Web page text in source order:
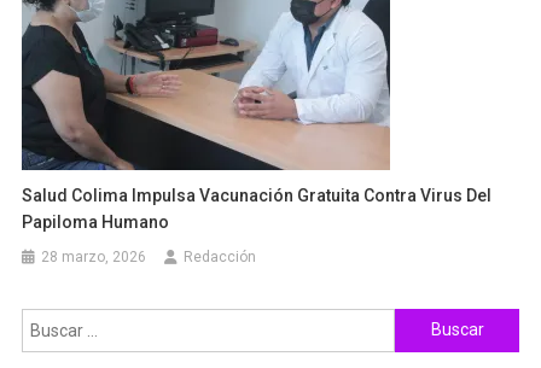
Salud Colima Impulsa Vacunación Gratuita Contra Virus Del
Papiloma Humano
28 marzo, 2026 Redacción
Buscar: